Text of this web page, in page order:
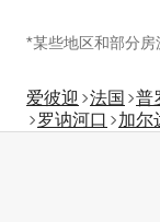
*某些地区和部分房
爱彼迎 法国 普
罗讷河口
加尔